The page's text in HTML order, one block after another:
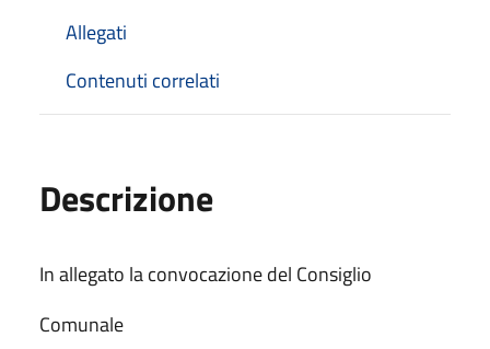
Allegati
Contenuti correlati
Descrizione
In allegato la convocazione del Consiglio
Comunale